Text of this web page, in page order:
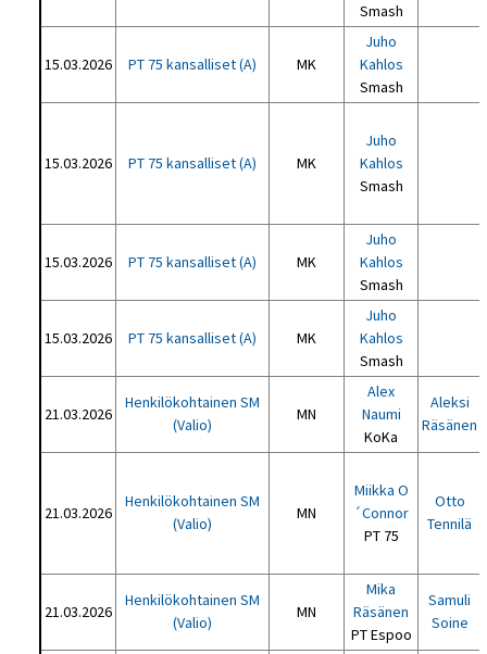
Smash
15.03.2026 PT 75 kansalliset (A) MK
Juho
Kahlos
Smash
15.03.2026 PT 75 kansalliset (A) MK
Juho
Kahlos
Smash
15.03.2026 PT 75 kansalliset (A) MK
Juho
Kahlos
Smash
15.03.2026 PT 75 kansalliset (A) MK
Juho
Kahlos
Smash
21.03.2026
Henkilökohtainen SM
(Valio)
MN
Alex
Naumi
KoKa
Aleksi
Räsänen
21.03.2026
Henkilökohtainen SM
(Valio)
MN
Miikka O
´Connor
PT 75
Otto
Tennilä
21.03.2026
Henkilökohtainen SM
(Valio)
MN
Mika
Räsänen
PT Espoo
Samuli
Soine